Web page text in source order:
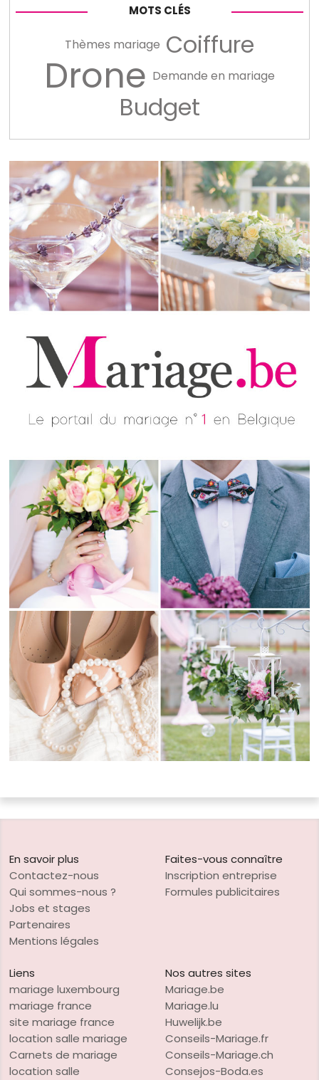
MOTS CLÉS
Thèmes mariage Coiffure
Drone Demande en mariage
Budget
En savoir plus
Contactez-nous
Qui sommes-nous ?
Jobs et stages
Partenaires
Mentions légales
Faites-vous connaître
Inscription entreprise
Formules publicitaires
Liens
mariage luxembourg
mariage france
site mariage france
location salle mariage
Carnets de mariage
location salle
Nos autres sites
Mariage.be
Mariage.lu
Huwelijk.be
Conseils-Mariage.fr
Conseils-Mariage.ch
Consejos-Boda.es